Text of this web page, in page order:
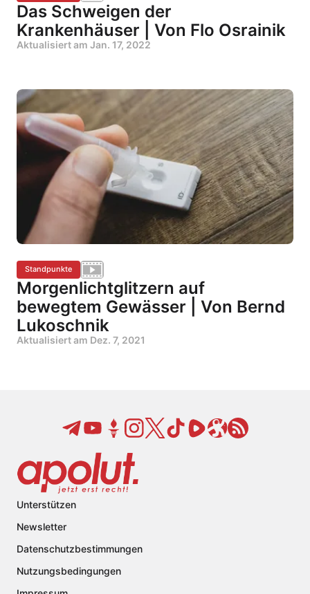
Das Schweigen der
Krankenhäuser | Von Flo Osrainik
Aktualisiert am Jan. 17, 2022
Standpunkte
Morgenlichtglitzern auf
bewegtem Gewässer | Von Bernd
Lukoschnik
Aktualisiert am Dez. 7, 2021
Unterstützen
Newsletter
Datenschutzbestimmungen
Nutzungsbedingungen